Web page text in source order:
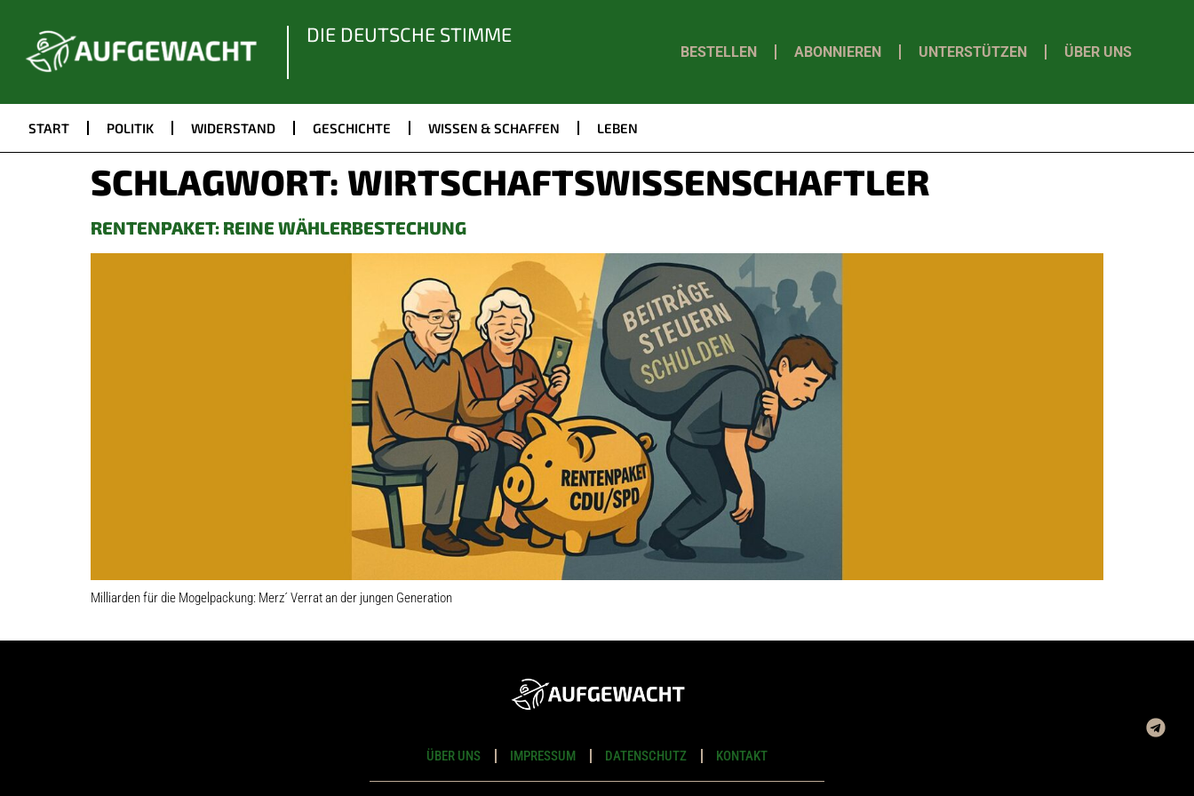
DIE DEUTSCHE STIMME
BESTELLEN ABONNIEREN UNTERSTÜTZEN ÜBER UNS
START POLITIK WIDERSTAND GESCHICHTE WISSEN & SCHAFFEN LEBEN
SCHLAGWORT: WIRTSCHAFTSWISSENSCHAFTLER
RENTENPAKET: REINE WÄHLERBESTECHUNG
Milliarden für die Mogelpackung: Merz´ Verrat an der jungen Generation
ÜBER UNS IMPRESSUM DATENSCHUTZ KONTAKT